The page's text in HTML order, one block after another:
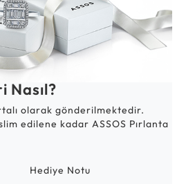
Nasıl?
olarak gönderilmektedir.
edilene kadar ASSOS Pırlanta
Hediye Notu